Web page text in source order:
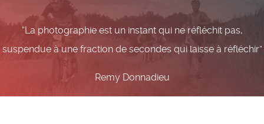
“La photographie est un instant qui ne réfléchit pas,
suspendue à une fraction de secondes qui laisse à réfléchir”
Remy Donnadieu